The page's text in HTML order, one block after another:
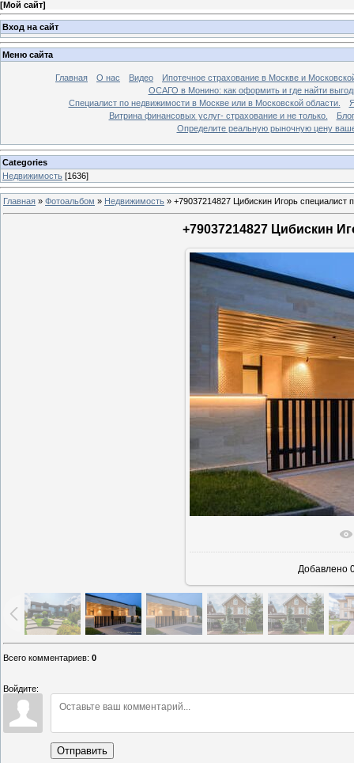
[Мой сайт]
Вход на сайт
Меню сайта
Главная О нас Видео
Ипотечное страхование в Москве и
ОСАГО в Монино: как оформить и где найти
Специалист по недвижимости в Москве или в Московской области.
Витрина финансовых услуг- страхование и не только.
Блог
Определите реальную рыночную цену
Categories
Недвижимость [1636]
Главная » Фотоальбом » Недвижимость » +79037214827 Цибискин Игорь специалист
+79037214827 Цибискин
В
Добавлено
Всего комментариев: 0
Войдите:
Отправить